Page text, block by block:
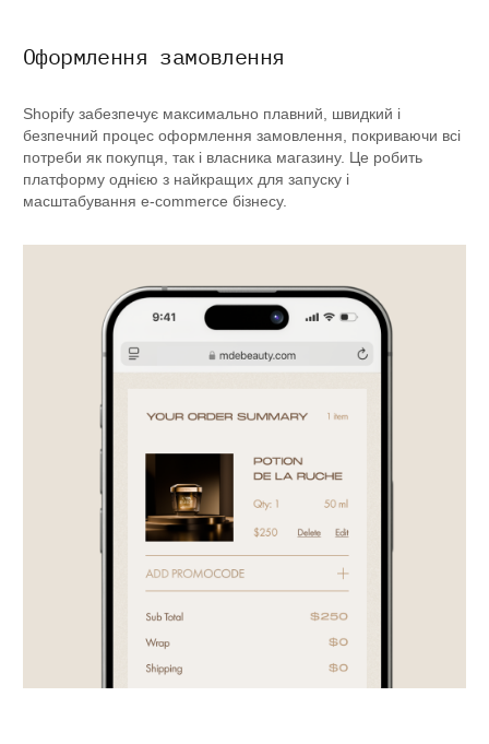
Оформлення замовлення
Shopify забезпечує максимально плавний, швидкий і
безпечний процес оформлення замовлення, покриваючи всі
потреби як покупця, так і власника магазину. Це робить
платформу однією з найкращих для запуску і
масштабування e-commerce бізнесу.